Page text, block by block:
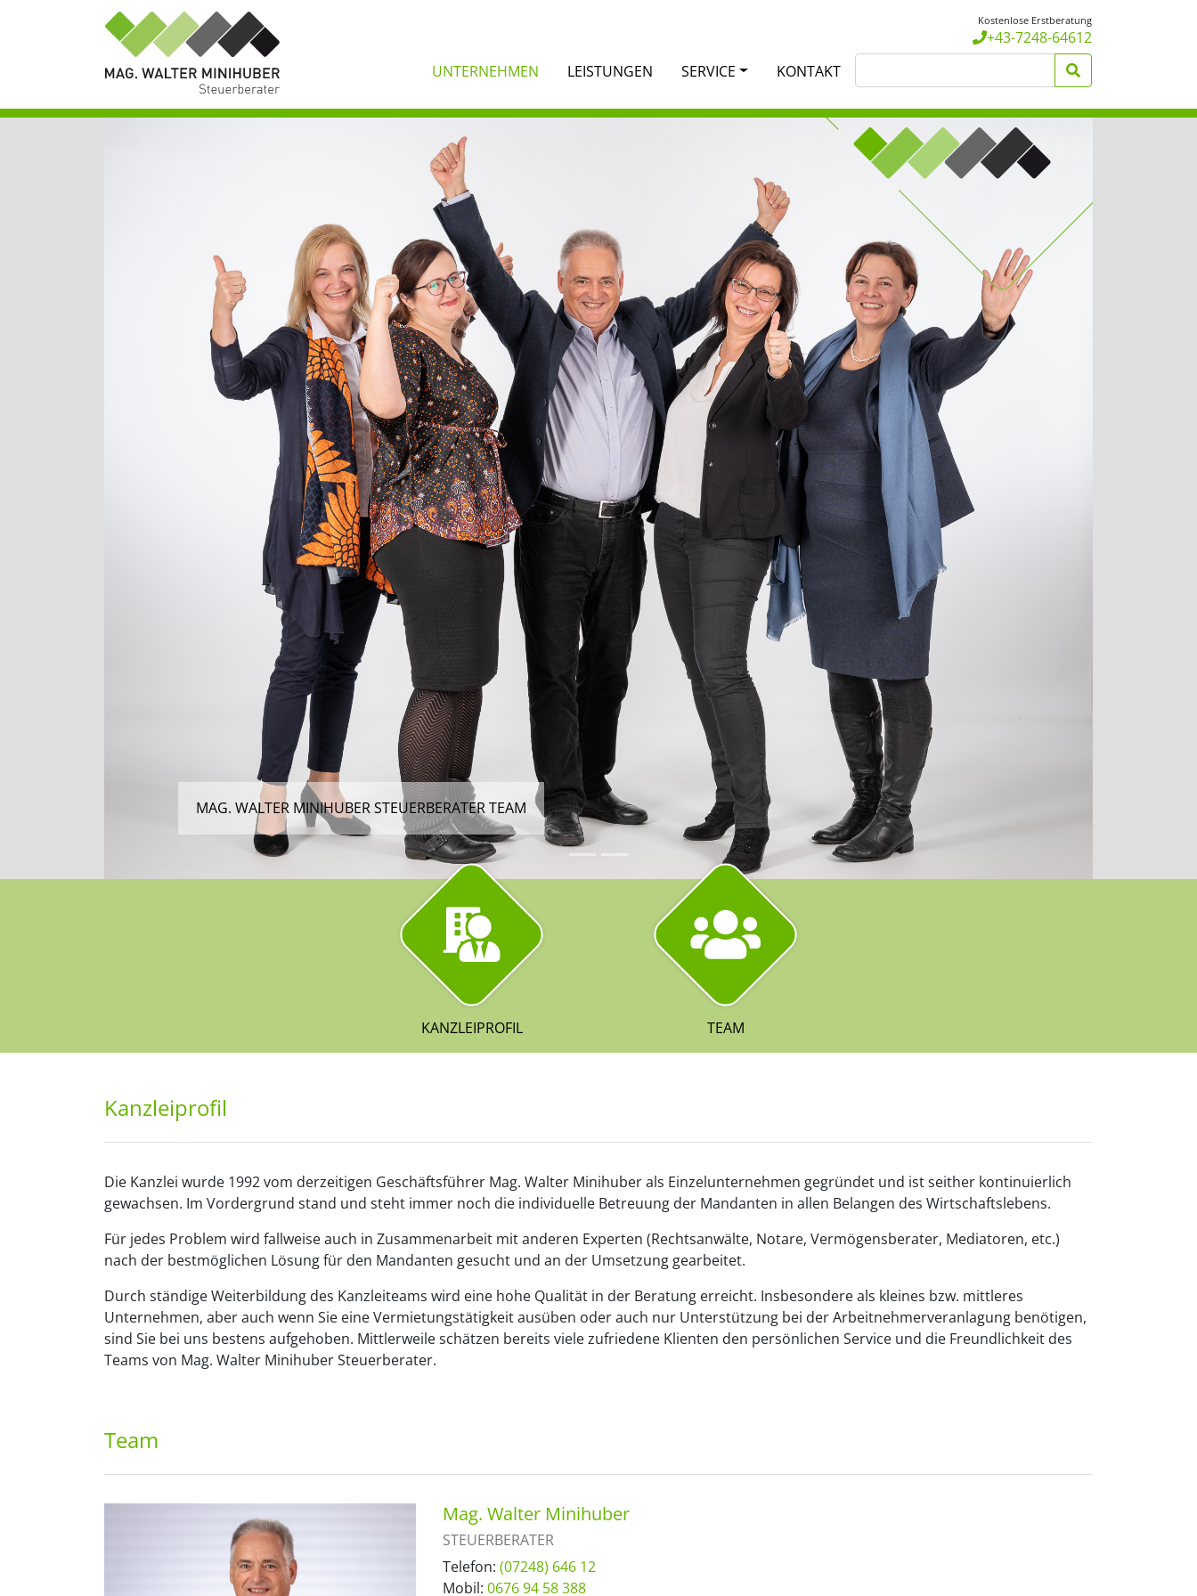
Kostenlose Erstberatung
+43-7248-64612
UNTERNEHMEN
LEISTUNGEN SERVICE KONTAKT
MAG. WALTER MINIHUBER STEUERBERATER TEAM
MAG. WALTER MINIHUBER STEUERBERATER IN GRIESKIRCHEN
KANZLEIPROFIL TEAM
Kanzleiprofil
Die Kanzlei wurde 1992 vom derzeitigen Geschäftsführer Mag. Walter Minihuber als Einzelunternehmen gegründet und ist seither kontinuierlich
gewachsen. Im Vordergrund stand und steht immer noch die individuelle Betreuung der Mandanten in allen Belangen des Wirtschaftslebens.
Für jedes Problem wird fallweise auch in Zusammenarbeit mit anderen Experten (Rechtsanwälte, Notare, Vermögensberater, Mediatoren, etc.)
nach der bestmöglichen Lösung für den Mandanten gesucht und an der Umsetzung gearbeitet.
Durch ständige Weiterbildung des Kanzleiteams wird eine hohe Qualität in der Beratung erreicht. Insbesondere als kleines bzw. mittleres
Unternehmen, aber auch wenn Sie eine Vermietungstätigkeit ausüben oder auch nur Unterstützung bei der Arbeitnehmerveranlagung benötigen,
sind Sie bei uns bestens aufgehoben. Mittlerweile schätzen bereits viele zufriedene Klienten den persönlichen Service und die Freundlichkeit des
Teams von Mag. Walter Minihuber Steuerberater.
Team
Mag. Walter Minihuber
STEUERBERATER
Telefon: (07248) 646 12
Mobil: 0676 94 58 388